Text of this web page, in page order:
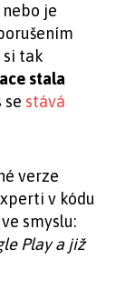
je
si tak
stala
se stává
verze
v kódu
smyslu:
Play a již